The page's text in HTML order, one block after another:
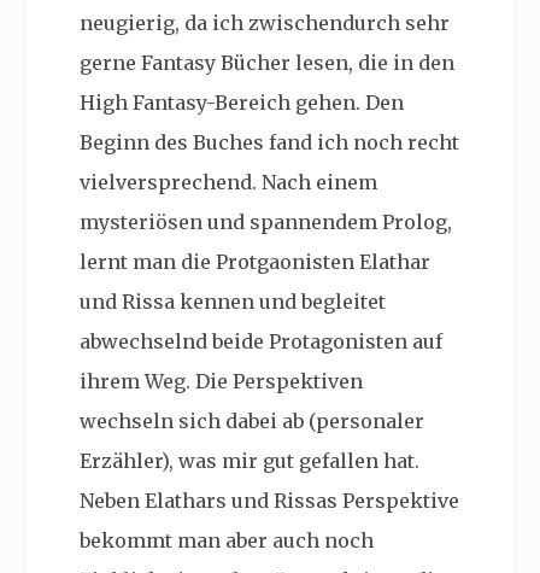
neugierig, da ich zwischendurch sehr
gerne Fantasy Bücher lesen, die in den
High Fantasy-Bereich gehen. Den
Beginn des Buches fand ich noch recht
vielversprechend. Nach einem
mysteriösen und spannendem Prolog,
lernt man die Protgaonisten Elathar
und Rissa kennen und begleitet
abwechselnd beide Protagonisten auf
ihrem Weg. Die Perspektiven
wechseln sich dabei ab (personaler
Erzähler), was mir gut gefallen hat.
Neben Elathars und Rissas Perspektive
bekommt man aber auch noch